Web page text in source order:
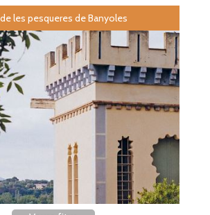
les pesqueres de Banyoles